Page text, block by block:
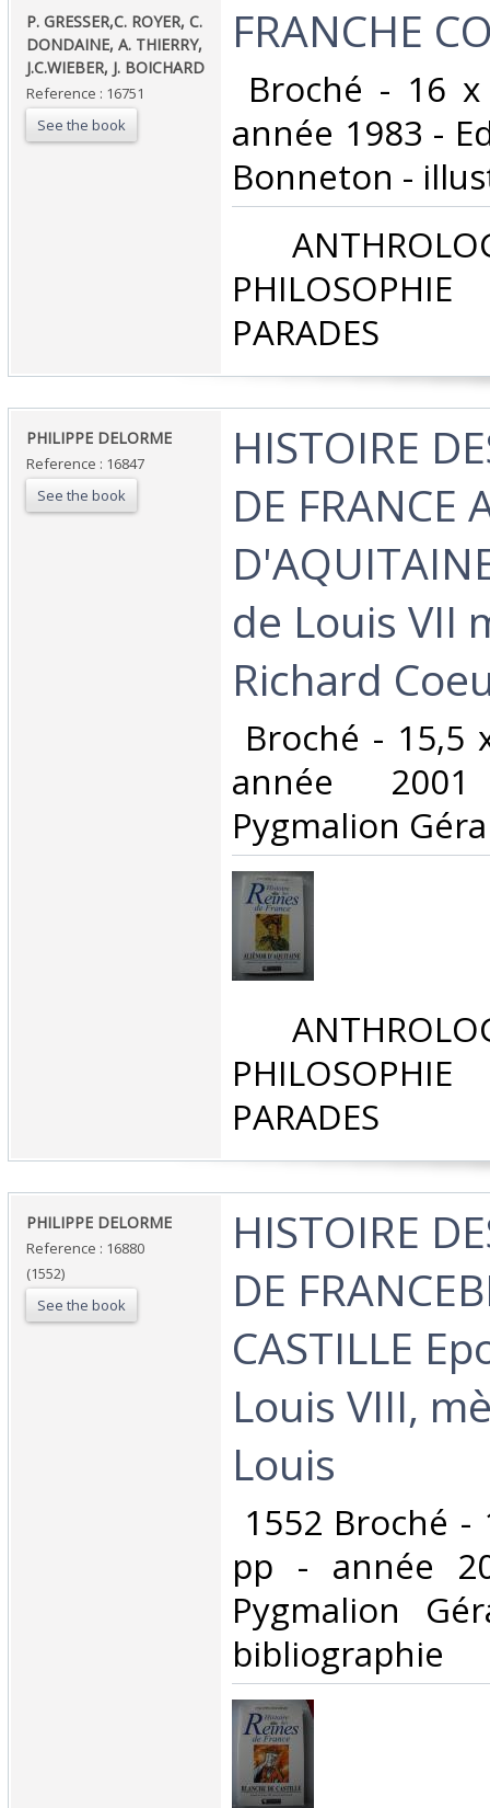
‎P. GRESSER,C. ROYER, C.
DONDAINE, A. THIERRY,
J.C.WIEBER, J. BOICHARD‎
Reference : 16751
See the book
‎FRANCHE
Broché - 16
année 1983 -
Bonneton -
PHILOSOPHIE
PARADES‎
‎PHILIPPE DELORME ‎
Reference : 16847
See the book
‎HISTOIRE
DE FRANCE
de Louis VII
Richard
Broché -
année
Pygmalion
PHILOSOPHIE
PARADES‎
‎PHILIPPE DELORME‎
Reference : 16880
(1552)
See the book
‎HISTOIRE
DE
CASTILLE
Louis VIII,
Louis ‎
1552 Broché
pp - année
Pygmalion
bibliographie‎